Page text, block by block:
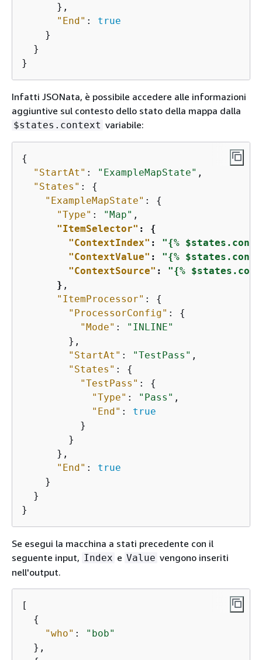
      },
"End" : true
    }
  }
}
Infatti JSONata, è possibile accedere alle informazioni
aggiuntive sul contesto dello stato della mappa dalla
$states.context variabile:
{
"StartAt" : "ExampleMapState" ,
"States" : {
"ExampleMapState" : {
"Type" : "Map" ,
"ItemSelector" : {
"ContextIndex" : "{%
"ContextValue" : "{%
"ContextSource" : "{%
      }
,
"ItemProcessor" : {
"ProcessorConfig" : {
"Mode" :
"INLINE"
        },
"StartAt" : "TestPass" ,
"States" : {
"TestPass" : {
"Type" : "Pass" ,
"End" : true
          }
        }
      },
"End" : true
    }
  }
}
Se esegui la macchina a stati precedente con il
seguente input, Index e Value vengono inseriti
nell'output.
[
{
"who" :
"bob"
  },